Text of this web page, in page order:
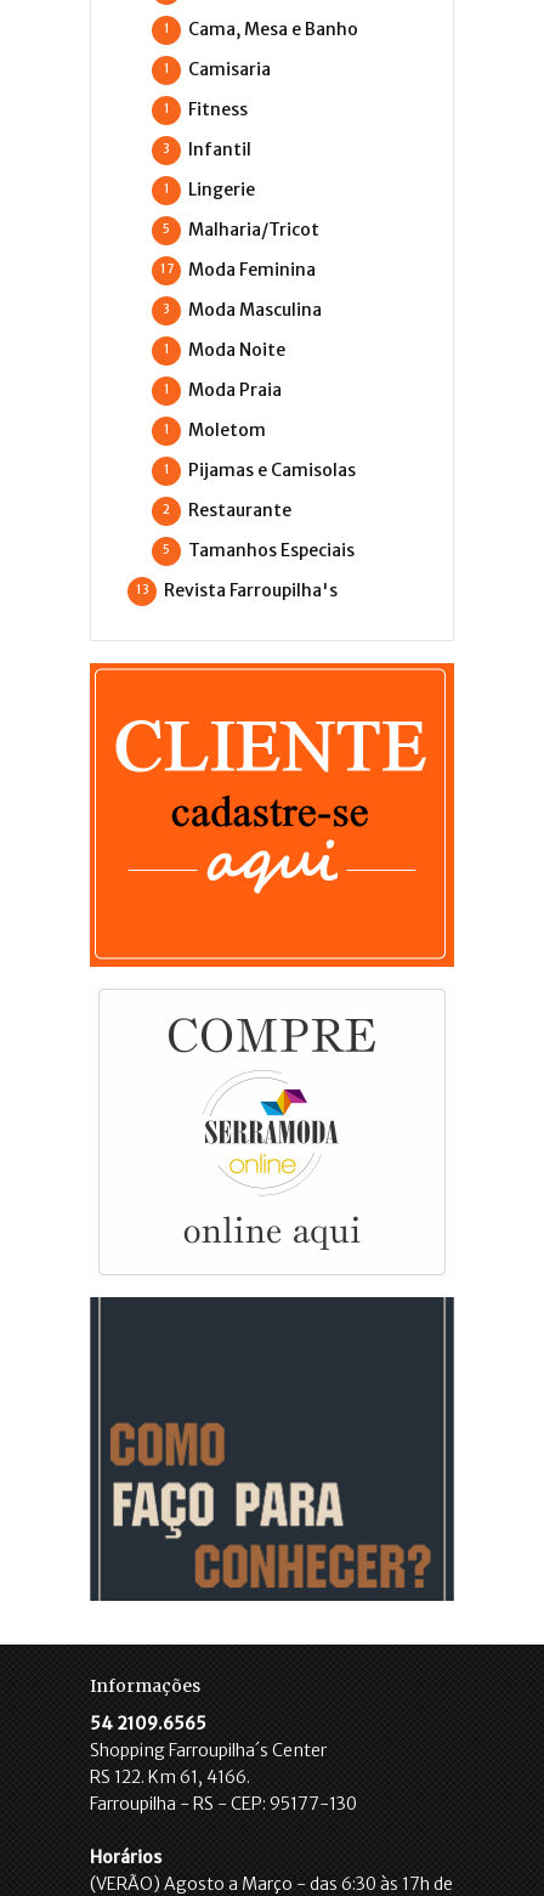
Cama, Mesa e Banho
1
Camisaria
1
Fitness
1
Infantil
3
Lingerie
1
Malharia/Tricot
5
Moda Feminina
17
Moda Masculina
3
Moda Noite
1
Moda Praia
1
Moletom
1
Pijamas e Camisolas
1
Restaurante
2
Tamanhos Especiais
5
Revista Farroupilha's
13
Informações
54 2109.6565
Shopping Farroupilha´s Center
RS 122. Km 61, 4166.
Farroupilha - RS - CEP: 95177-130
Horários
(VERÃO) Agosto a Março - das 6:30 às 17h de